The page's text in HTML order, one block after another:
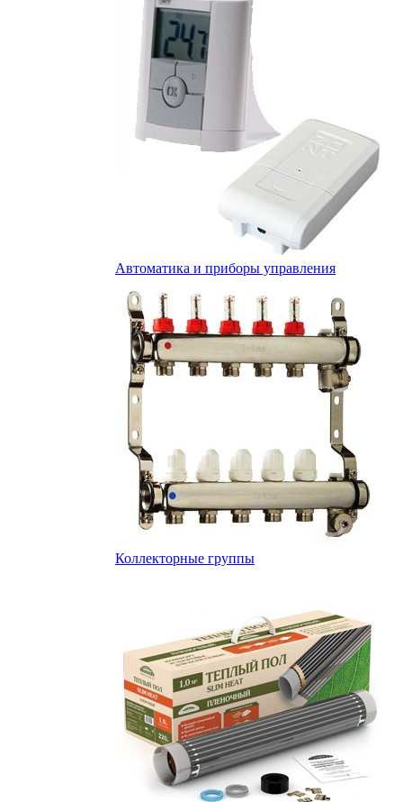
Автоматика и приборы управления
Коллекторные группы